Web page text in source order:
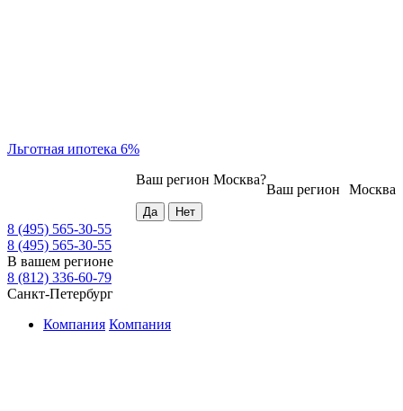
Льготная ипотека 6%
Москва
Ваш регион
Ваш регион Москва?
8 (495) 565-30-55
8 (495) 565-30-55
В вашем регионе
8 (812) 336-60-79
Санкт-Петербург
Компания Компания